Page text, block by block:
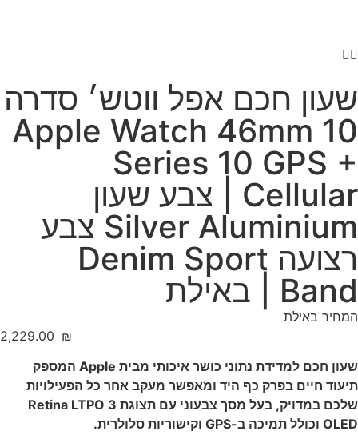
שעון חכם אפל ווטש׳ סדרה
10 Apple Watch 46mm
Series 10 GPS +
Cellular | צבע שעון
Silver Aluminium צבע
רצועה Denim Sport
Band | באילת
המחיר באילת
‎2,229.00 ₪
שעון חכם למדידת נתוני כושר איכותי מבית Apple המספק
תיעוד חיים בפרק כף היד ומאפשר מעקב אחר כל הפעילויות
שלכם במדויק, בעל מסך צבעוני עם תצוגת Retina LTPO 3
OLED וכולל תמיכה ב-GPS וקישוריות סלולרית.